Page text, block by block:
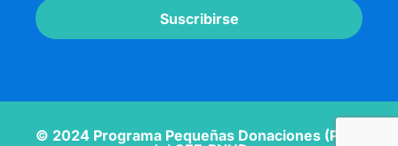
Suscribirse
© 2024 Programa Pequeñas Donaciones (PPD)